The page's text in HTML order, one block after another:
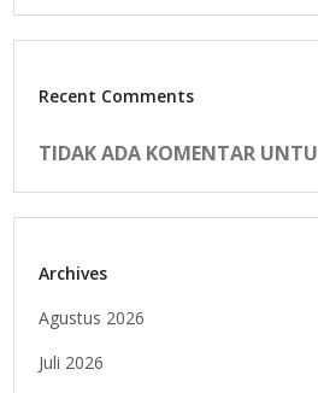
Recent Comments
TIDAK ADA KOMENTAR
Archives
Agustus 2026
Juli 2026